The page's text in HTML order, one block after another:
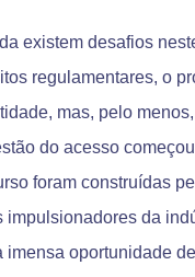
existem desafios
regulamentares, o
mas, pelo
do acesso
foram construídas
impulsionadores da
imensa oportunidade